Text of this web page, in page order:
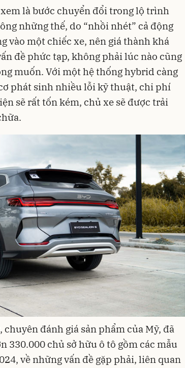
là bước chuyển đổi trong lộ trình
những thế, do “nhồi nhét” cả động
vào một chiếc xe, nên giá thành khá
đề phức tạp, không phải lúc nào cũng
muốn. Với một hệ thống hybrid càng
phát sinh nhiều lỗi kỹ thuật, chi phí
sẽ rất tốn kém, chủ xe sẽ được trải
đánh giá sản phẩm của Mỹ, đã
330.000 chủ sở hữu ô tô gồm các mẫu
về những vấn đề gặp phải, liên quan